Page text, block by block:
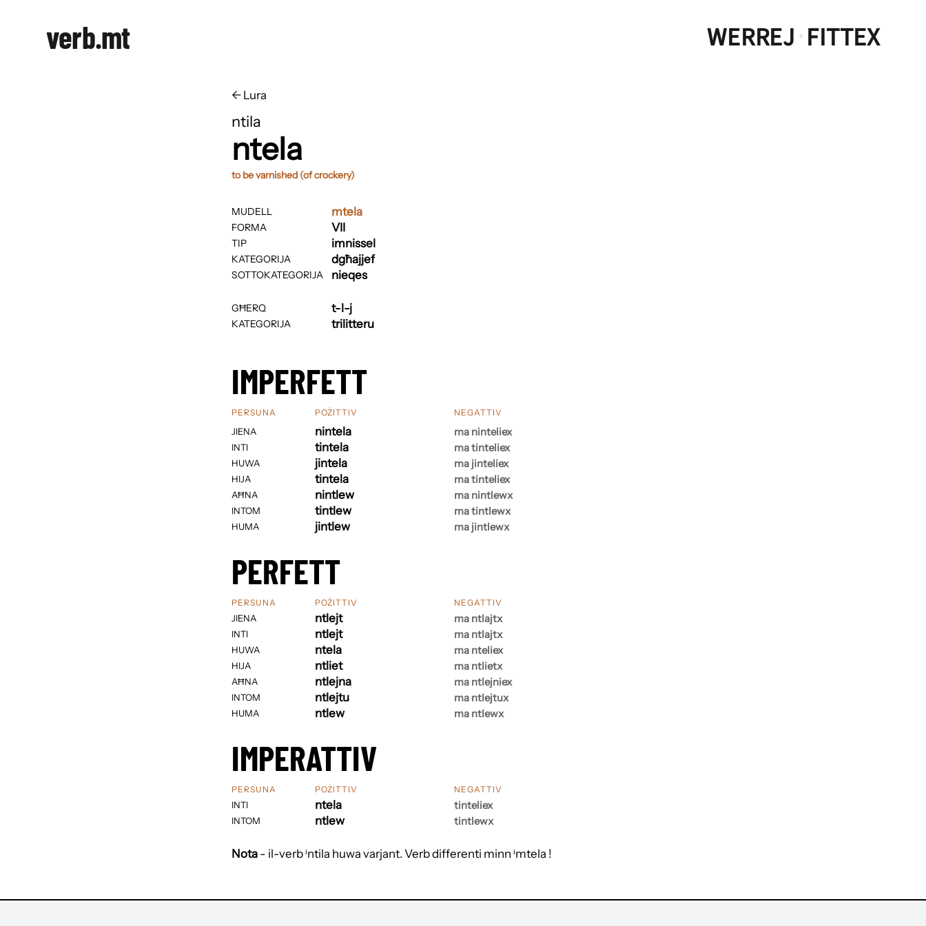
verb.mt WERREJ·FITTEX
← ​​Lura
ntila
ntela
to be varnished (of crockery)
MUDELL
FORMA
TIP
KATEGORIJA
SOTTOKATEGORIJA
GĦERQ
KATEGORIJA
mtela
VII
imnissel
dgħajjef
nieqes
t-l-j
trilitteru
IMPERFETT
PERSUNA
JIENA
INTI
HUWA
HIJA
AĦNA
INTOM
HUMA
POŻITTIV
nintela
tintela
jintela
tintela
nintlew
tintlew
jintlew
NEGATTIV
ma ninteliex
ma tinteliex
ma jinteliex
ma tinteliex
ma nintlewx
ma tintlewx
ma jintlewx
PERFETT
PERSUNA
JIENA
INTI
HUWA
HIJA
AĦNA
INTOM
HUMA
POŻITTIV
ntlejt
ntlejt
ntela
ntliet
ntlejna
ntlejtu
ntlew
NEGATTIV
ma ntlajtx
ma ntlajtx
ma nteliex
ma ntlietx
ma ntlejniex
ma ntlejtux
ma ntlewx
IMPERATTIV
PERSUNA
INTI
INTOM
POŻITTIV
ntela
ntlew
NEGATTIV
tinteliex
tintlewx
Nota - il-verb ⁱntila huwa varjant. Verb differenti minn ⁱmtela !